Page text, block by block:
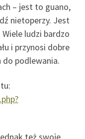
– jest to guano,
nietoperzy. Jest
ludzi bardzo
i przynosi dobre
podlewania.